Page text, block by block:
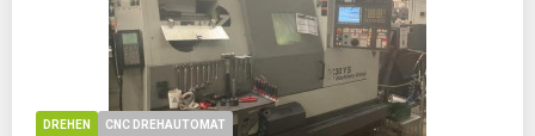
DREHEN CNC DREHAUTOMAT